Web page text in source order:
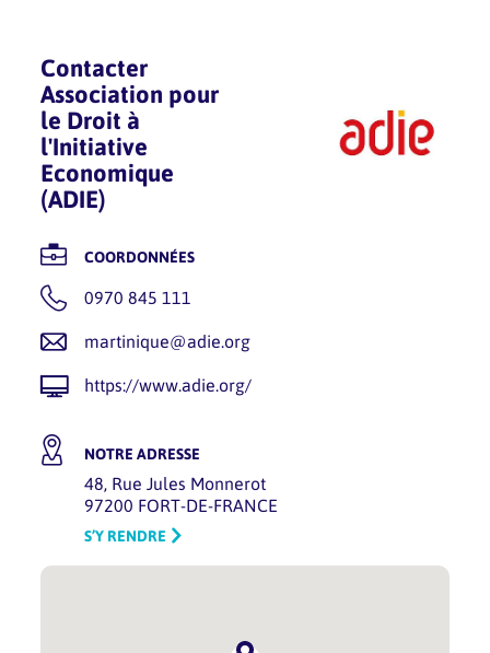
Contacter
Association pour
le Droit à
l'Initiative
Economique
(ADIE)
COORDONNÉES
0970 845 111
martinique@adie.org
https://www.adie.org/
NOTRE ADRESSE
48, Rue Jules Monnerot
97200 FORT-DE-FRANCE
S’Y RENDRE